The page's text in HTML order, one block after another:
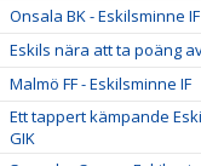
Onsala BK - Eskilsminne IF
Eskils nära att ta poäng
Malmö FF - Eskilsminne IF
Ett tappert kämpande
GIK